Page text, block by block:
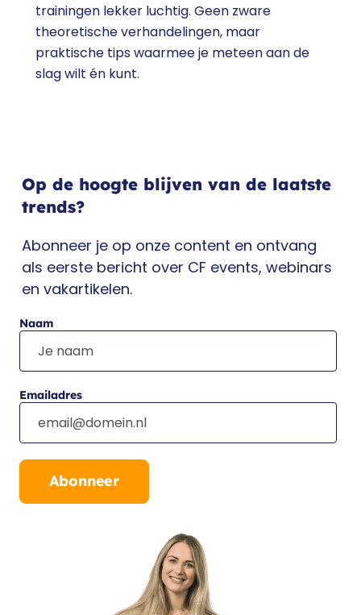
trainingen lekker luchtig. Geen zware
theoretische verhandelingen, maar
praktische tips waarmee je meteen aan de
slag wilt én kunt.
Op de hoogte blijven van de laatste
trends?
Abonneer je op onze content en ontvang
als eerste bericht over CF events, webinars
en vakartikelen.
Naam
Emailadres
Abonneer